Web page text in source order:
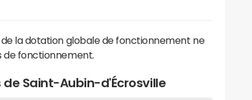
la dotation globale de fonctionnement ne
de fonctionnement.
de Saint-Aubin-d'Écrosville